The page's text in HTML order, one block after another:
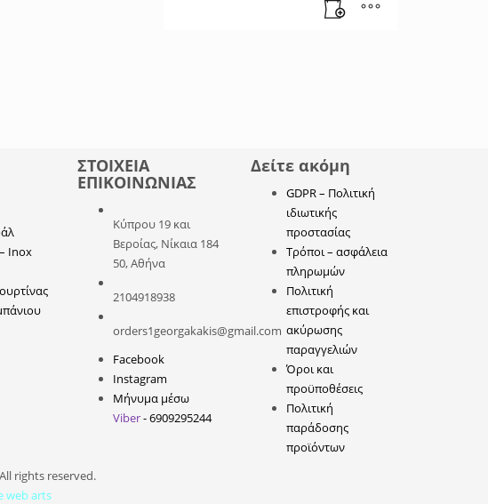
Inox
ΣΤΟΙΧΕΙΑ
ΕΠΙΚΟΙΝΩΝΙΑΣ
Κύπρου 19 και
Βεροίας, Νίκαια 184
50, Αθήνα
2104918938
orders1georgakakis@gmail.com
Facebook
Instagram
Μήνυμα μέσω
Viber- 6909295244
Δείτε ακόμη
GDPR – Πολιτική
ιδιωτικής
προστασίας
Τρόποι – ασφάλεια
πληρωμών
Πολιτική
επιστροφής και
ακύρωσης
παραγγελιών
Όροι και
προϋποθέσεις
Πολιτική
παράδοσης
προϊόντων
rights reserved.
web arts